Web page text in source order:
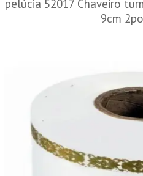
pelúcia 52017 Chaveiro
9cm